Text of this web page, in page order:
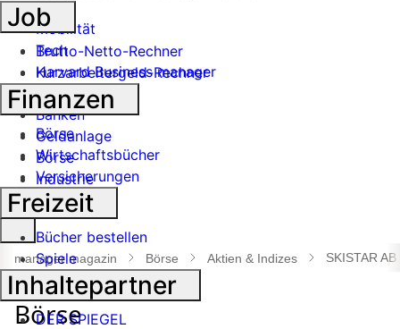
Mobilität
Tech
Harvard Business manager
Handel
Banken
Geldanlage
Börse
Industrie
Suche
öffnen
manager magazin Börse Aktien & Indizes SKISTAR
Job
Brutto-Netto-Rechner
Kurzarbeitergeld-Rechner
Finanzen
Börse
Wirtschaftsbücher
Versicherungen
Freizeit
Bücher bestellen
Spiele
Inhaltepartner
DER SPIEGEL